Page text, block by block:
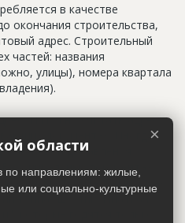
в качестве
окончания строительства,
адрес. Строительный
частей: названия
улицы), номера квартала
можно считать адрес,
документах. Иногда
свои добавления
официальных документах
строительный адрес,
типа "шестикомнатная
которые годятся только
×
области
по направлениям: жилые,
или социально-культурные